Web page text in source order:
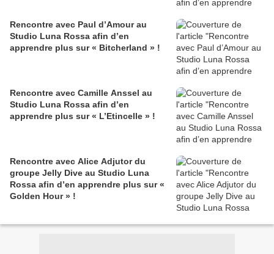
Rencontre avec Paul d’Amour au
Studio Luna Rossa afin d’en
apprendre plus sur « Bitcherland » !
Rencontre avec Camille Anssel au
Studio Luna Rossa afin d’en
apprendre plus sur « L’Etincelle » !
Rencontre avec Alice Adjutor du
groupe Jelly Dive au Studio Luna
Rossa afin d’en apprendre plus sur «
Golden Hour » !